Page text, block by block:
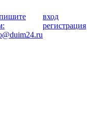
вход
регистрация